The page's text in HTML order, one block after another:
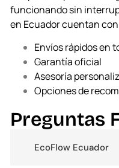
funcionando sin
en Ecuador cuentan
Envíos rápidos en
Garantía oficial
Asesoría
Opciones de
Preguntas
EcoFlow Ecuador